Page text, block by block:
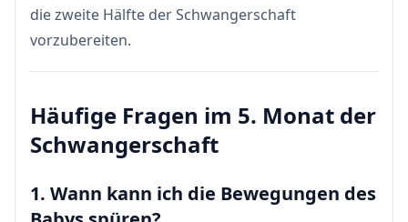
die zweite Hälfte der Schwangerschaft
vorzubereiten.
Häufige Fragen im 5. Monat der
Schwangerschaft
1. Wann kann ich die Bewegungen des